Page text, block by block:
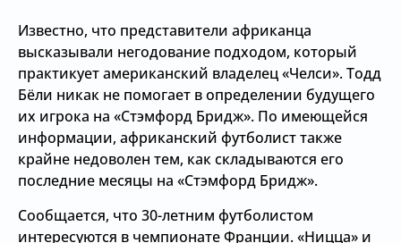
Известно, что представители африканца
высказывали негодование подходом, который
практикует американский владелец «Челси». Тодд
Бёли никак не помогает в определении будущего
их игрока на «Стэмфорд Бридж». По имеющейся
информации, африканский футболист также
крайне недоволен тем, как складываются его
последние месяцы на «Стэмфорд Бридж».
Сообщается, что 30-летним футболистом
интересуются в чемпионате Франции. «Ницца» и